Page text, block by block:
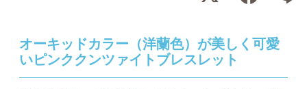
オーキッドカラー（洋蘭色）が美しく可愛
いピンククンツァイトブレスレット